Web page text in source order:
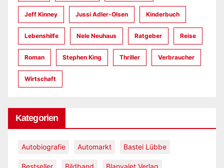
Jeff Kinney Jussi Adler-Olsen Kinderbuch
Lebenshilfe Nele Neuhaus Ratgeber Reise
Roman Stephen King Thriller Verbraucher
Wirtschaft
Kategorien
Autobiografie Automarkt Bastei Lübbe